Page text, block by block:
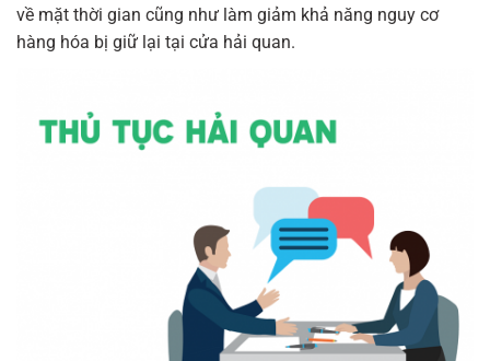
về mặt thời gian cũng như làm giảm khả năng nguy cơ
hàng hóa bị giữ lại tại cửa hải quan.